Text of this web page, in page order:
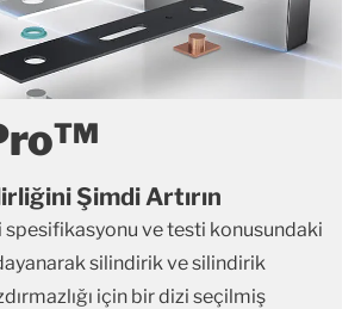
Şimdi Artırın
spesifikasyonu ve testi konusundaki
silindirik ve silindirik
için bir dizi seçilmiş